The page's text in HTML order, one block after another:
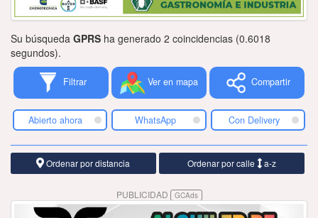
Publicidad
Tiendacores
Contactenos
Su búsqueda GPRS ha generado 2 coincidencias (0.6018
segundos).
Filtrar Ver en mapa Compartir
Abierto ahora WhatsApp Con Delivery
Ordenar por distancia Ordenar por calle a-z
PUBLICIDAD GCAds